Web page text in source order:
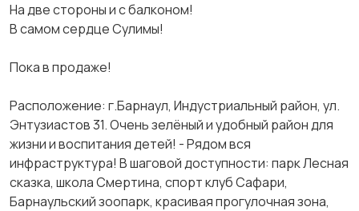
На две стороны и с балконом!
В самом сердце Сулимы!
Пока в продаже!
Расположение: г.Барнаул, Индустриальный район, ул.
Энтузиастов 31. Очень зелёный и удобный район для
жизни и воспитания детей! - Рядом вся
инфраструктура! В шаговой доступности: парк Лесная
сказка, школа Смертина, спорт клуб Сафари,
Барнаульский зоопарк, красивая прогулочная зона,